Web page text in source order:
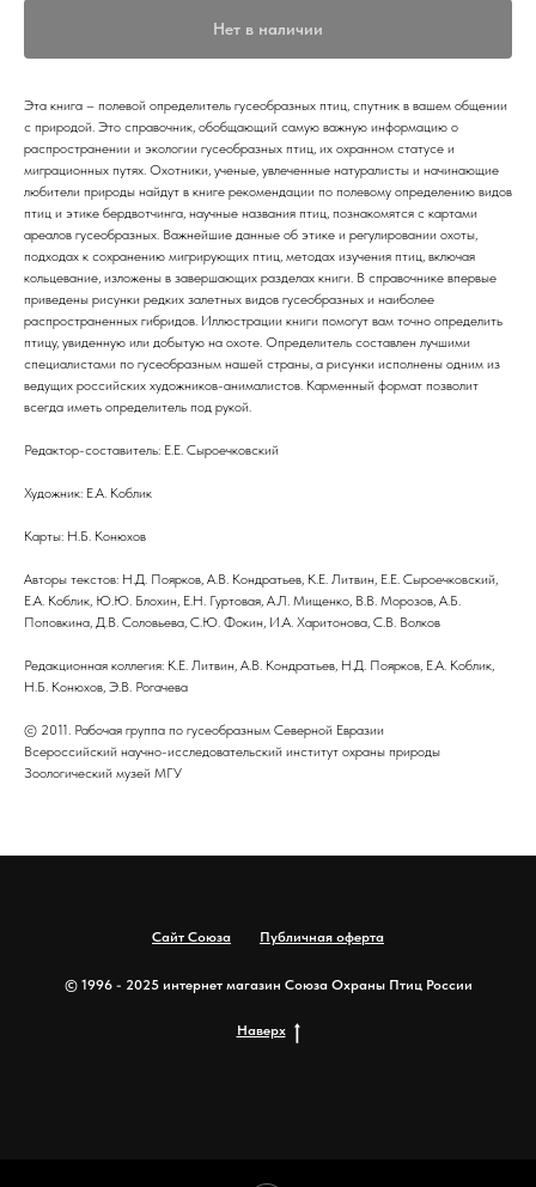
Нет в наличии
Эта книга – полевой определитель гусеобразных птиц, спутник в вашем общении
с природой. Это справочник, обобщающий самую важную информацию о
распространении и экологии гусеобразных птиц, их охранном статусе и
миграционных путях. Охотники, ученые, увлеченные натуралисты и начинающие
любители природы найдут в книге рекомендации по полевому определению видов
птиц и этике бердвотчинга, научные названия птиц, познакомятся с картами
ареалов гусеобразных. Важнейшие данные об этике и регулировании охоты,
подходах к сохранению мигрирующих птиц, методах изучения птиц, включая
кольцевание, изложены в завершающих разделах книги. В справочнике впервые
приведены рисунки редких залетных видов гусеобразных и наиболее
распространенных гибридов. Иллюстрации книги помогут вам точно определить
птицу, увиденную или добытую на охоте. Определитель составлен лучшими
специалистами по гусеобразным нашей страны, а рисунки исполнены одним из
ведущих российских художников-анималистов. Карменный формат позволит
всегда иметь определитель под рукой.
Редактор-составитель: Е.Е. Сыроечковский
Художник: Е.А. Коблик
Карты: Н.Б. Конюхов
Авторы текстов: Н.Д. Поярков, А.В. Кондратьев, К.Е. Литвин, Е.Е. Сыроечковский,
Е.А. Коблик, Ю.Ю. Блохин, Е.Н. Гуртовая, А.Л. Мищенко, В.В. Морозов, А.Б.
Поповкина, Д.В. Соловьева, С.Ю. Фокин, И.А. Харитонова, С.В. Волков
Редакционная коллегия: К.Е. Литвин, А.В. Кондратьев, Н.Д. Поярков, Е.А. Коблик,
Н.Б. Конюхов, Э.В. Рогачева
© 2011. Рабочая группа по гусеобразным Северной Евразии
Всероссийский научно-исследовательский институт охраны природы
Зоологический музей МГУ
Сайт Союза Публичная оферта
© 1996 - 2025 интернет магазин Союза Охраны Птиц России
Наверх